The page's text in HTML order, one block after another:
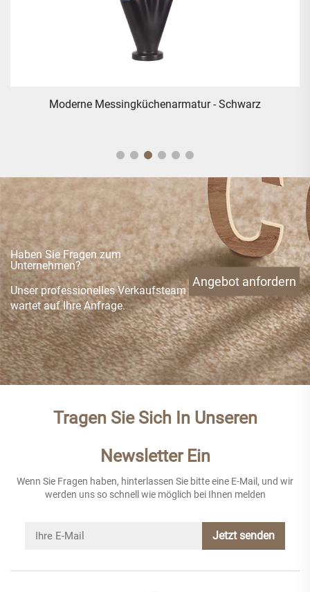
Moderne Messingküchenarmatur - Schwarz
Haben Sie Fragen zum
Unternehmen?
Unser professionelles Verkaufsteam
wartet auf Ihre Anfrage.
Angebot anfordern
Tragen Sie Sich In Unseren
Newsletter Ein
Wenn Sie Fragen haben, hinterlassen Sie bitte eine E-Mail, und wir
werden uns so schnell wie möglich bei Ihnen melden
Jetzt senden